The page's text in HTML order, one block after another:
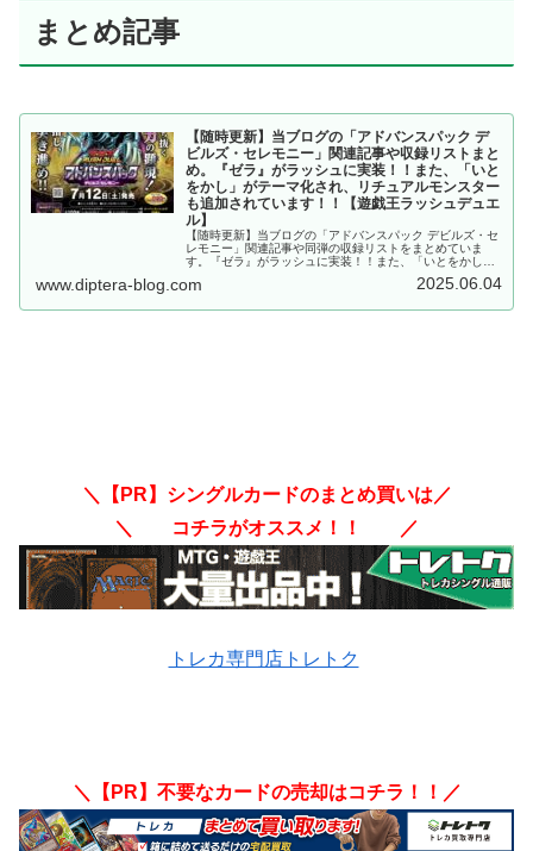
まとめ記事
【随時更新】当ブログの「アドバンスパック デ
ビルズ・セレモニー」関連記事や収録リストまと
め。『ゼラ』がラッシュに実装！！また、「いと
をかし」がテーマ化され、リチュアルモンスター
も追加されています！！【遊戯王ラッシュデュエ
ル】
【随時更新】当ブログの「アドバンスパック デビルズ・セ
レモニー」関連記事や同弾の収録リストをまとめていま
す。『ゼラ』がラッシュに実装！！また、「いとをかし」
す！！【遊戯王ラッシュデュエル】
www.diptera-blog.com 2025.06.04
＼【PR】シングルカードのまとめ買いは／
＼ コチラがオススメ！！ ／
トレカ専門店トレトク
＼【PR】不要なカードの売却はコチラ！！／